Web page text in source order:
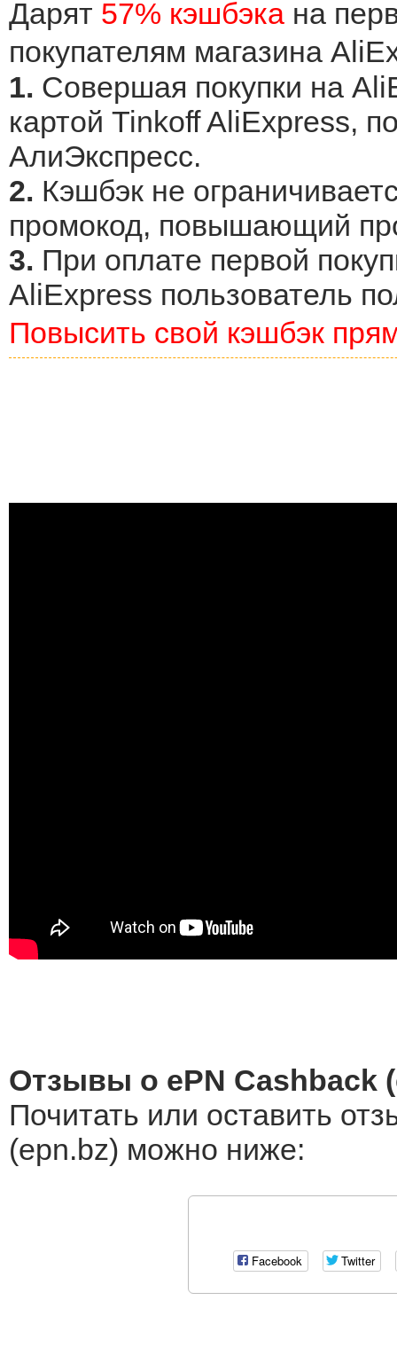
Дарят 57% кэшбэка на
покупателям магазина
1. Совершая покупки на
картой Tinkoff AliExpress,
АлиЭкспресс.
2. Кэшбэк не
промокод, повышающий
3. При оплате первой
AliExpress пользователь
Повысить свой кэшбэк
Отзывы о ePN Cashback
Почитать или оставить
(epn.bz) можно ниже:
Facebook Twitter